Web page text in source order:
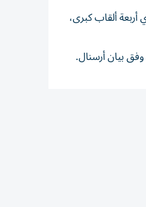
ألقاب كبرى،
بيان أرسنال.